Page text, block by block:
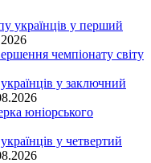
українців у перший
чемпіонату світу
у заключний
юніорського
у четвертий